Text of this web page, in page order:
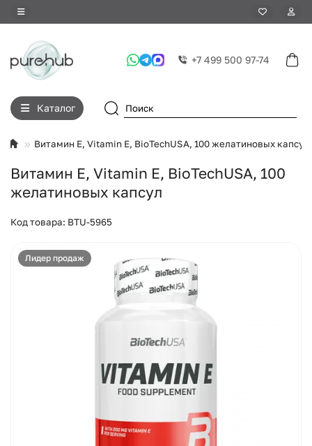
+7 499 500 97-74
Каталог
Витамин Е, Vitamin E, BioTechUSA, 100 желатиновых капсул
Витамин Е, Vitamin E, BioTechUSA, 100
желатиновых капсул
Код товара: BTU-5965
Лидер продаж